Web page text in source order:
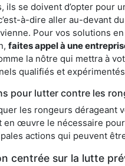
ils se doivent d’opter pour
à-dire aller au-devant
Pour vos solutions
faites appel à une
la nôtre qui mettra à
qualifiés et
pour lutter contre les
les rongeurs dérageant
en œuvre le nécessaire
actions qui peuvent
centrée sur la lutte